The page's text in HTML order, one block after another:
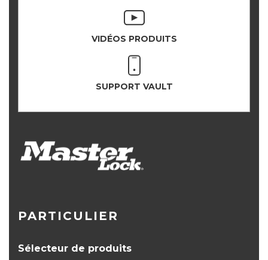
VIDÉOS PRODUITS
SUPPORT VAULT
PARTICULIER
Sélecteur de produits